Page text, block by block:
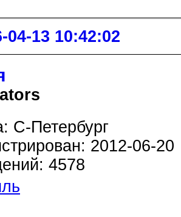
04-13 10:42:02
С-Петербург
2012-06-20
4578